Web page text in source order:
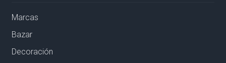
Marcas
Bazar
Decoración